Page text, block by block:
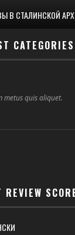
В СТАЛИНСКОЙ
CATEGORIES
metus quis aliquet.
REVIEW